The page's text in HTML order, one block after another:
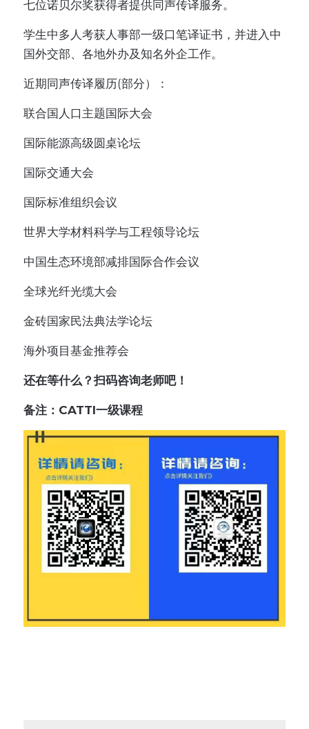
七位诺贝尔奖获得者提供同声传译服务。
学生中多人考获人事部一级口笔译证书，并进入中
国外交部、各地外办及知名外企工作。
近期同声传译履历(部分）：
联合国人口主题国际大会
国际能源高级圆桌论坛
国际交通大会
国际标准组织会议
世界大学材料科学与工程领导论坛
中国生态环境部减排国际合作会议
全球光纤光缆大会
金砖国家民法典法学论坛
海外项目基金推荐会
还在等什么？扫码咨询老师吧！
备注：CATTI一级课程